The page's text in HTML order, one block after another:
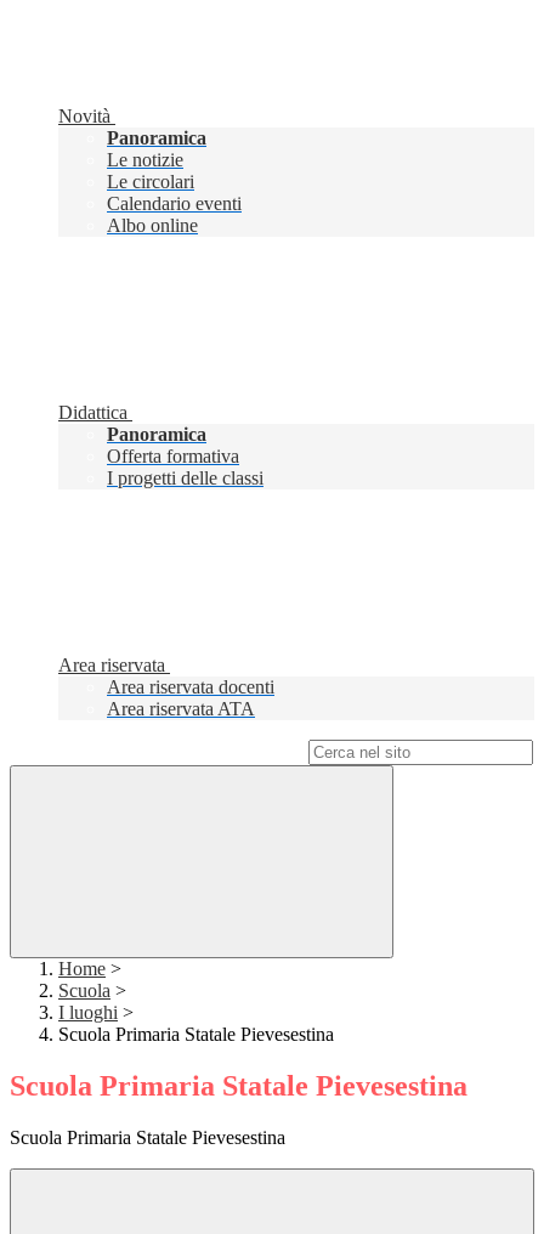
Novità
Panoramica
Le notizie
Le circolari
Calendario eventi
Albo online
Didattica
Panoramica
Offerta formativa
I progetti delle classi
Area riservata
Area riservata docenti
Area riservata ATA
Home >
Scuola >
I luoghi >
Scuola Primaria Statale Pievesestina
Scuola Primaria Statale Pievesestina
Scuola Primaria Statale Pievesestina